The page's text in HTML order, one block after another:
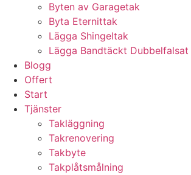
Byten av Garagetak
Byta Eternittak
Lägga Shingeltak
Lägga Bandtäckt Dubbelfalsat
Blogg
Offert
Start
Tjänster
Takläggning
Takrenovering
Takbyte
Takplåtsmålning